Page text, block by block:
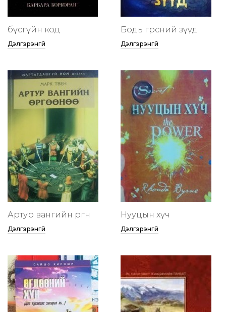
бүсгүйн код
Дэлгэрэнгүй
Бодь гөрөөсний зүүд
Дэлгэрэнгүй
Артур вангийн өргөөнөө
Дэлгэрэнгүй
Нууцын хүч
Дэлгэрэнгүй